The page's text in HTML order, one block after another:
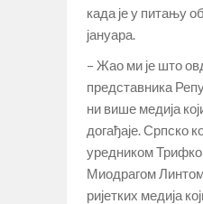
када је у питању
јануара.
– Жао ми је што
представника
ни више медија
догађаје. Српско
уредником
Миодрагом
ријетких медија